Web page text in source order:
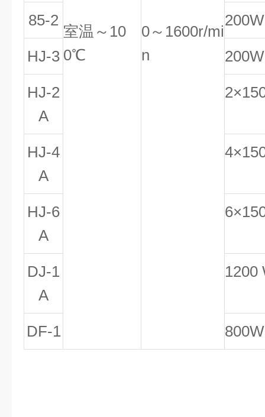
室温～10
0℃
0～1600r/mi
n
85-2 200W
HJ-3 200W
HJ-2
A
HJ-4
A
HJ-6
A
DJ-1
A
1200
DF-1 800W